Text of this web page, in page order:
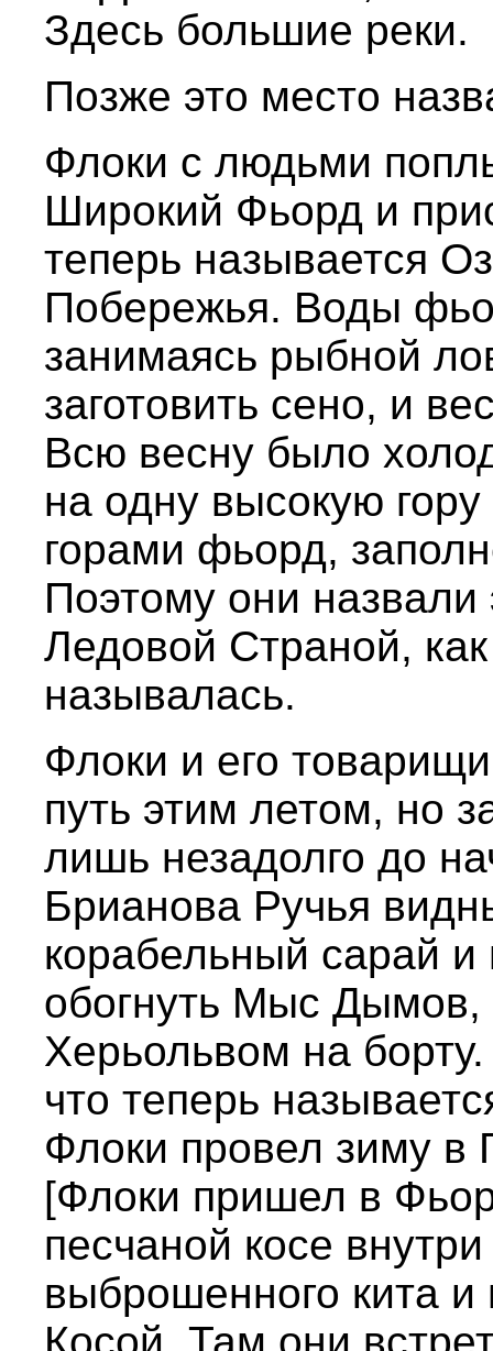
Здесь большие реки.
Позже это место
Флоки с людьми
Широкий Фьорд и
теперь называется
Побережья. Воды
занимаясь рыбной
заготовить сено, и
Всю весну было
на одну высокую
горами фьорд,
Поэтому они
Ледовой Страной,
называлась.
Флоки и его
путь этим летом, но
лишь незадолго до
Брианова Ручья
корабельный сарай
обогнуть Мыс Дымов,
Херьольвом на
что теперь
Флоки провел зиму в
[Флоки пришел в
песчаной косе
выброшенного кита и